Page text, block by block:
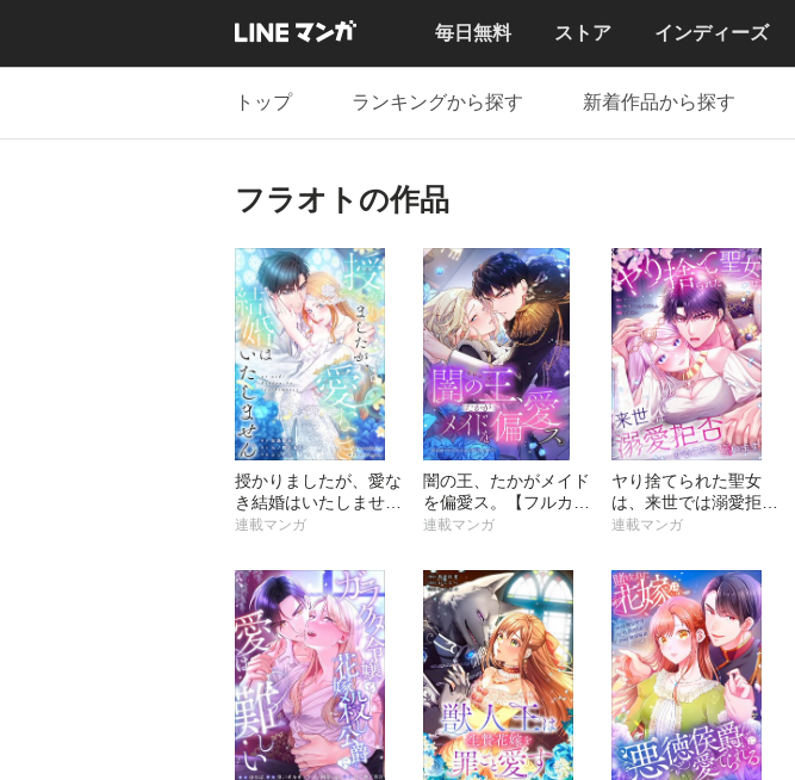
毎日無料 ストア インディーズ
トップ ランキングから探す 新着作品から探す
フラオトの作品
授かりましたが、愛な
き結婚はいたしません
【フルカラー】【タテ
連載マンガ
闇の王、たかがメイド
を偏愛ス。【フルカラ
ー】【タテヨミ】
連載マンガ
ヤり捨てられた聖女
は、来世では溺愛拒否
することを誓います
ヨミ】
連載マンガ